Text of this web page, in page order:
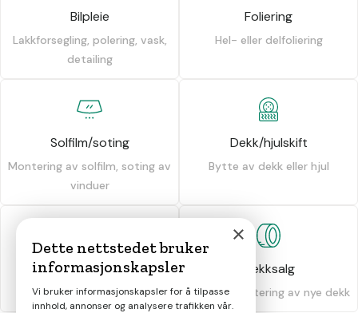
Bilpleie
Lakkforsegling, polering, vask,
detailing
Foliering
Hel- eller delfoliering
Solfilm/soting
Montering av solfilm, soting av
vinduer
Dekk/hjulskift
Bytte av dekk eller hjul
Dekkhotell
Oppbevaring av dekk
Dekksalg
Salg og montering av nye dekk
×
Dette nettstedet bruker
informasjonskapsler
Vi bruker informasjonskapsler for å tilpasse
innhold, annonser og analysere trafikken vår.